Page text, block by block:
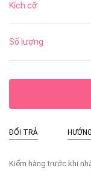
Kích cỡ
Số lượng
ĐỔI TRẢ
Kiểm hàng trước khi